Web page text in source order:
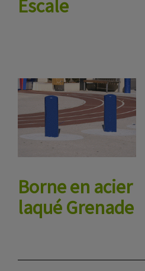
Escale
Borne en acier
laqué Grenade